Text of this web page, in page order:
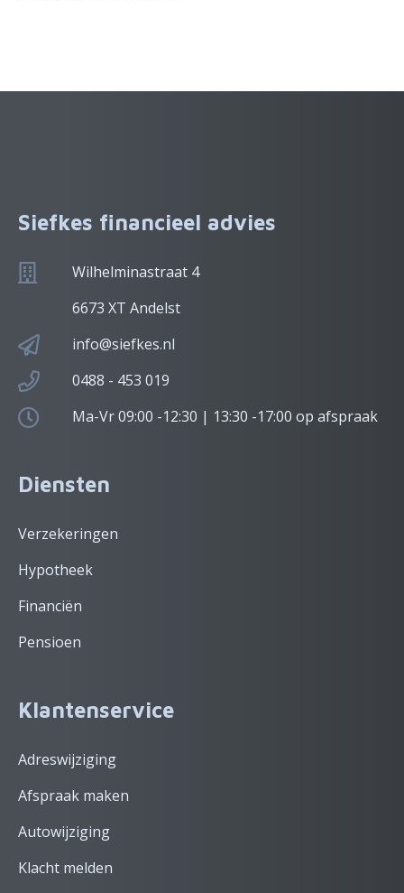
Siefkes financieel advies
Wilhelminastraat 4
6673 XT Andelst
info@siefkes.nl
0488 - 453 019
Ma-Vr 09:00 -12:30 | 13:30 -17:00 op afspraak
Diensten
Verzekeringen
Hypotheek
Financiën
Pensioen
Klantenservice
Adreswijziging
Afspraak maken
Autowijziging
Klacht melden